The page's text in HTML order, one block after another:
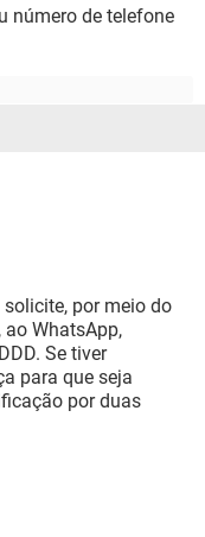
número de telefone
por meio do
WhatsApp,
Se tiver
para que seja
por duas